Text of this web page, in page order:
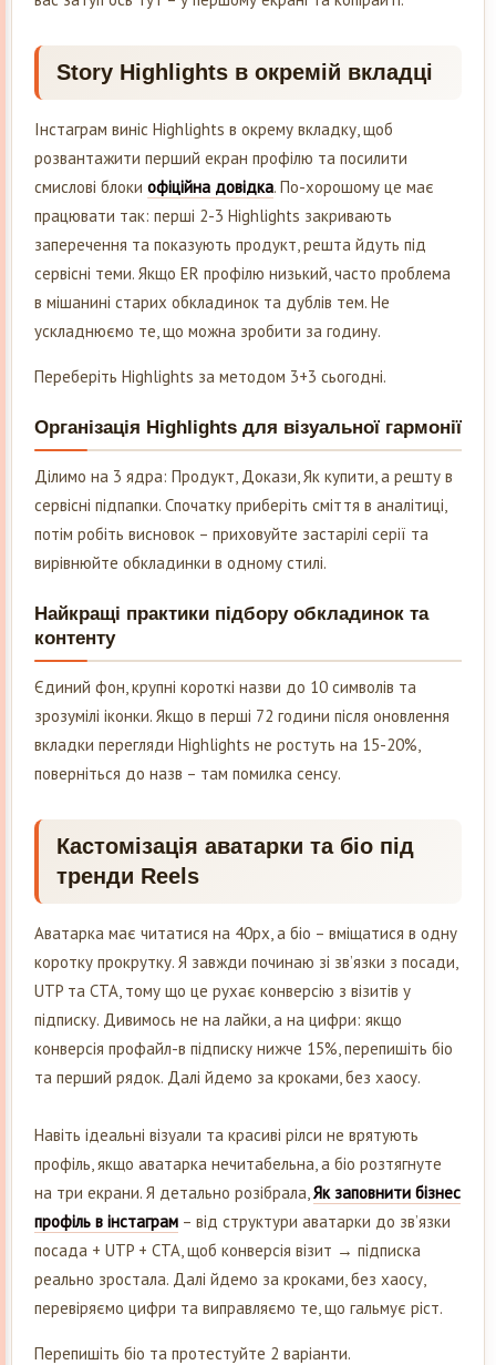
Story Highlights в окремій вкладці
Інстаграм виніс Highlights в окрему вкладку, щоб
розвантажити перший екран профілю та посилити
смислові блоки офіційна довідка. По-хорошому це має
працювати так: перші 2-3 Highlights закривають
заперечення та показують продукт, решта йдуть під
сервісні теми. Якщо ER профілю низький, часто проблема
в мішанині старих обкладинок та дублів тем. Не
ускладнюємо те, що можна зробити за годину.
Переберіть Highlights за методом 3+3 сьогодні.
Організація Highlights для візуальної гармонії
Ділимо на 3 ядра: Продукт, Докази, Як купити, а решту в
сервісні підпапки. Спочатку приберіть сміття в аналітиці,
потім робіть висновок – приховуйте застарілі серії та
вирівнюйте обкладинки в одному стилі.
Найкращі практики підбору обкладинок та
контенту
Єдиний фон, крупні короткі назви до 10 символів та
зрозумілі іконки. Якщо в перші 72 години після оновлення
вкладки перегляди Highlights не ростуть на 15-20%,
поверніться до назв – там помилка сенсу.
Кастомізація аватарки та біо під
тренди Reels
Аватарка має читатися на 40px, а біо – вміщатися в одну
коротку прокрутку. Я завжди починаю зі зв’язки з посади,
UTP та CTA, тому що це рухає конверсію з візитів у
підписку. Дивимось не на лайки, а на цифри: якщо
конверсія профайл-в підписку нижче 15%, перепишіть біо
та перший рядок. Далі йдемо за кроками, без хаосу.
Навіть ідеальні візуали та красиві рілси не врятують
профіль, якщо аватарка нечитабельна, а біо розтягнуте
на три екрани. Я детально розібрала,Як заповнити бізнес
профіль в інстаграм – від структури аватарки до зв’язки
посада + UTP + CTA, щоб конверсія візит → підписка
реально зростала. Далі йдемо за кроками, без хаосу,
перевіряємо цифри та виправляємо те, що гальмує ріст.
Перепишіть біо та протестуйте 2 варіанти.